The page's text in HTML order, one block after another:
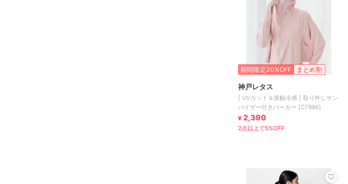
期間限定20%OFF まとめ割
神戸レタス
[ UVカット＆接触冷感 ] 取り外しサン
バイザー付きパーカー [C7966]
¥ 2,390
2点以上で5%OFF